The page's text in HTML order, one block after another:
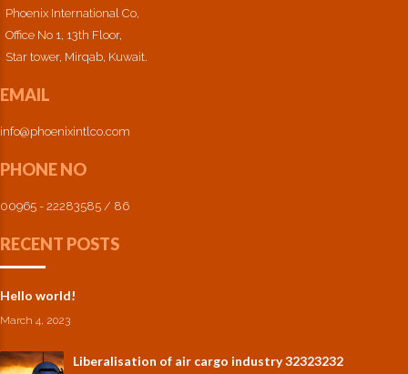
Phoenix International Co,
Office No 1, 13th Floor,
Star tower, Mirqab, Kuwait.
EMAIL
info@phoenixintlco.com
PHONE NO
00965 - 22283585 / 86
RECENT POSTS
Hello world!
March 4, 2023
Liberalisation of air cargo industry 32323232